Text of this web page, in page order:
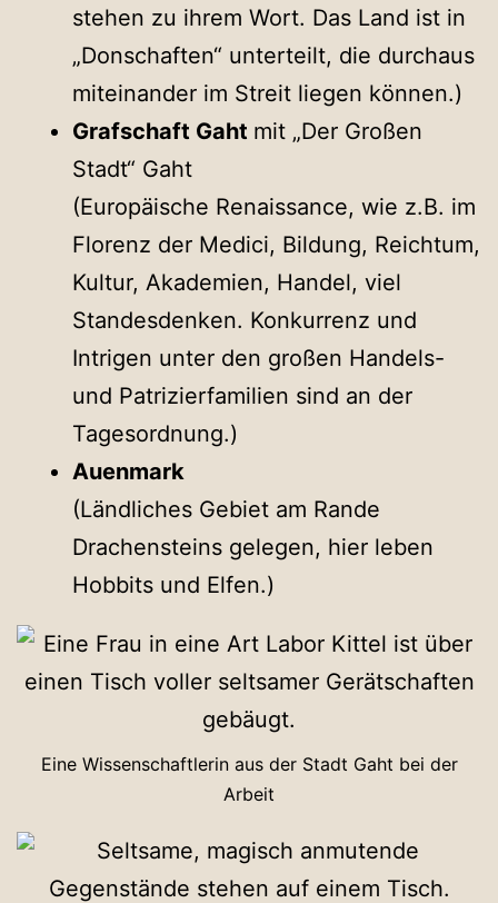
stehen zu ihrem Wort. Das Land ist in
„Donschaften“ unterteilt, die durchaus
miteinander im Streit liegen können.)
Grafschaft Gaht mit „Der Großen
Stadt“ Gaht
(Europäische Renaissance, wie z.B. im
Florenz der Medici, Bildung, Reichtum,
Kultur, Akademien, Handel, viel
Standesdenken. Konkurrenz und
Intrigen unter den großen Handels-
und Patrizierfamilien sind an der
Tagesordnung.)
Auenmark
(Ländliches Gebiet am Rande
Drachensteins gelegen, hier leben
Hobbits und Elfen.)
Eine Wissenschaftlerin aus der Stadt Gaht bei der
Arbeit